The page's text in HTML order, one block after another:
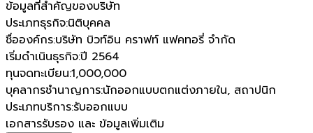
ข้อมูลที่สำคัญของบริษัท
ประเภทธุรกิจ:นิติบุคคล
ชื่อองค์กร:บริษัท บิวท์อิน คราฟท์ แฟคทอรี่ จำกัด
เริ่มดำเนินธุรกิจ:ปี 2564
ทุนจดทะเบียน:1,000,000
บุคลากรชำนาญการ:นักออกแบบตกแต่งภายใน, สถาปนิก
ประเภทบริการ:รับออกแบบ
เอกสารรับรอง และ ข้อมูลเพิ่มเติม